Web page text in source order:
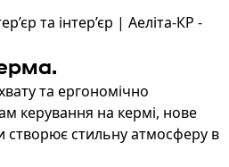
та ергономічно
керування на кермі, нове
стильну атмосферу в